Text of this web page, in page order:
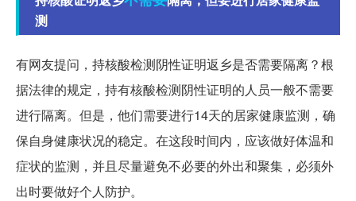
测
有网友提问，持核酸检测阴性证明返乡是否需要隔离？根
据法律的规定，持有核酸检测阴性证明的人员一般不需要
进行隔离。但是，他们需要进行14天的居家健康监测，确
保自身健康状况的稳定。在这段时间内，应该做好体温和
症状的监测，并且尽量避免不必要的外出和聚集，必须外
出时要做好个人防护。